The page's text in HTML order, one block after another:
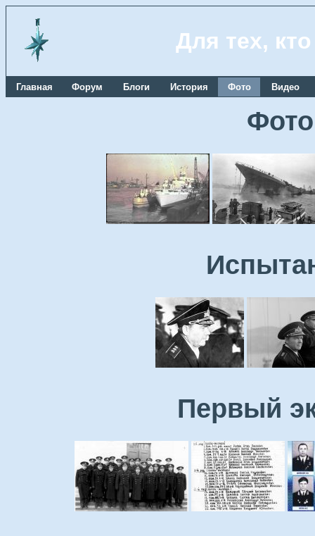
Для тех,
Главная Форум Блоги История Фото Видео
Первый